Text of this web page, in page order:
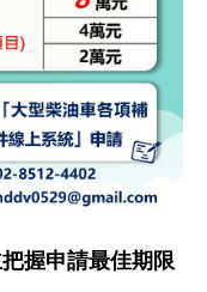
握申請最佳期限